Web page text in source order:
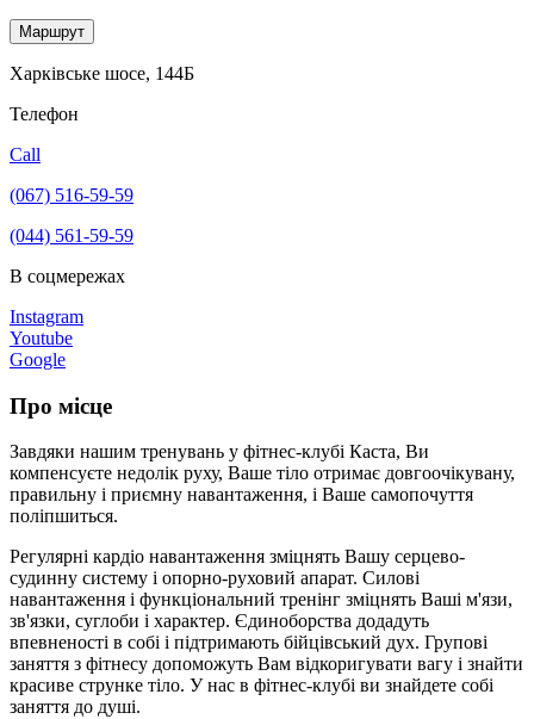
Маршрут
Харківське шосе, 144Б
Телефон
Call
(067) 516-59-59
(044) 561-59-59
В соцмережах
Instagram
Youtube
Google
Про місце
Завдяки нашим тренувань у фітнес-клубі Каста, Ви
компенсуєте недолік руху, Ваше тіло отримає довгоочікувану,
правильну і приємну навантаження, і Ваше самопочуття
поліпшиться.
Регулярні кардіо навантаження зміцнять Вашу серцево-
судинну систему і опорно-руховий апарат. Силові
навантаження і функціональний тренінг зміцнять Ваші м'язи,
зв'язки, суглоби і характер. Єдиноборства додадуть
впевненості в собі і підтримають бійцівський дух. Групові
заняття з фітнесу допоможуть Вам відкоригувати вагу і знайти
красиве струнке тіло. У нас в фітнес-клубі ви знайдете собі
заняття до душі.